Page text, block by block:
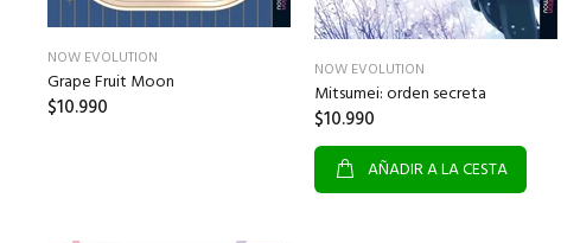
NOW EVOLUTION
Grape Fruit Moon
$10.990
NOW EVOLUTION
Mitsumei: orden secreta
$10.990
AÑADIR A LA CESTA